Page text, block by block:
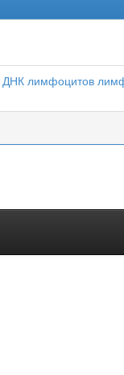
лимфоцитов